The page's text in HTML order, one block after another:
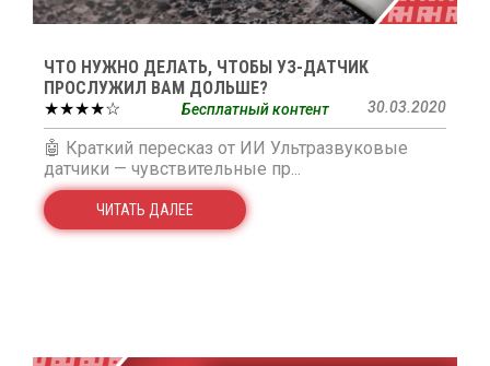
ЧТО НУЖНО ДЕЛАТЬ, ЧТОБЫ УЗ-ДАТЧИК
ПРОСЛУЖИЛ ВАМ ДОЛЬШЕ?
★★★★☆
30.03.2020
Бесплатный контент
🤖 Краткий пересказ от ИИ Ультразвуковые
датчики — чувствительные пр...
ЧИТАТЬ ДАЛЕЕ